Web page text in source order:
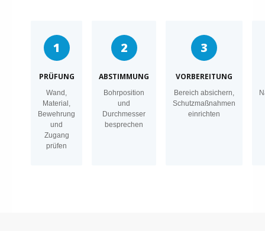
1
PRÜFUNG
Wand,
Material,
Bewehrung
und
Zugang
prüfen
2
ABSTIMMUNG
Bohrposition
und
Durchmesser
besprechen
3
VORBEREITUNG
Bereich absichern,
Schutzmaßnahmen
einrichten